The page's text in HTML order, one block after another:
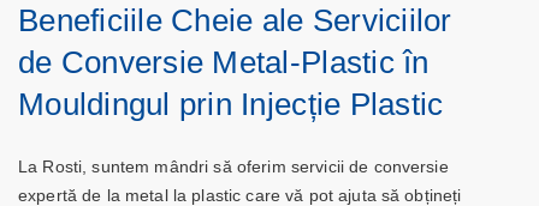
Beneficiile Cheie ale Serviciilor
de Conversie Metal-Plastic în
Mouldingul prin Injecție Plastic
La Rosti, suntem mândri să oferim servicii de conversie
expertă de la metal la plastic care vă pot ajuta să obțineți